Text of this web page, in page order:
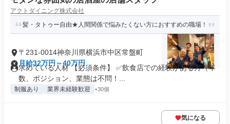
アクトダイニング株式会社
髪・タトゥー自由★人間関係で悩みたくない方におすすめの職場！
〒231-0014神奈川県横浜市中区常盤町
月給32万円～40万円
求めている人材 【必須条件】 ✅飲食店での経験がある方（年
数、ポジション、業態は不問！...
制服あり 業界未経験歓迎 +30個
気になる